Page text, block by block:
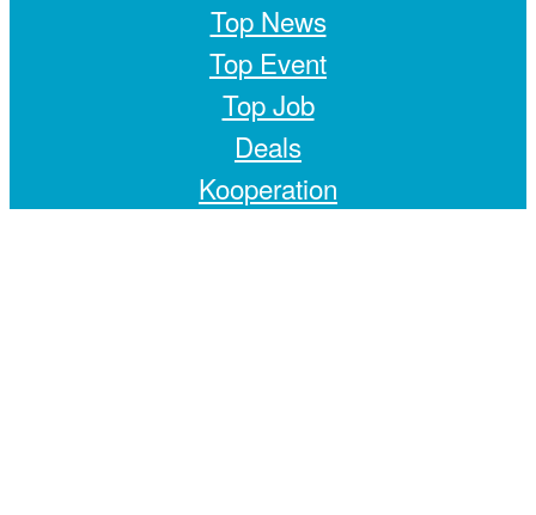
Top News
Top Event
Top Job
Deals
Kooperation